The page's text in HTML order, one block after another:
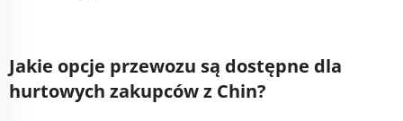
Jakie opcje przewozu są dostępne dla
hurtowych zakupców z Chin?